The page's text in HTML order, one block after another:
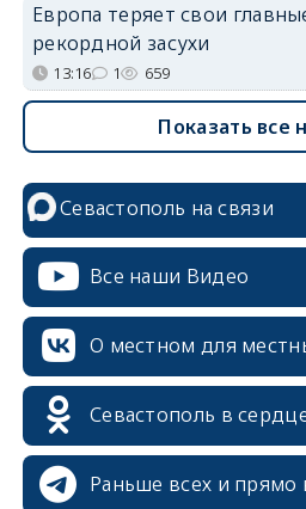
Европа теряет свои
рекордной засухи
13:16 1 659
Показать все
Севастополь на связи
Все наши Видео
О местном для
Севастополь в
Раньше всех и прямо